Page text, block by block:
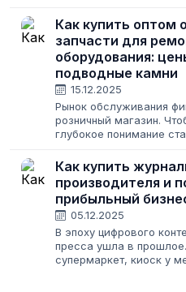
сотрудников. Но только
Как купить оптом
запчасти для
оборудования:
подводные камни
15.12.2025
Рынок обслуживания
розничный магазин.
глубокое понимание
можно сэкономить,
Как купить
производителя и
прибыльный
05.12.2025
В эпоху цифрового
пресса ушла в
супермаркет, киоск у